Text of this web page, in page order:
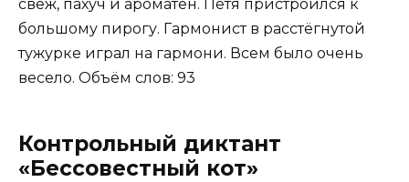
свеж, пахуч и ароматен. Петя пристроился к
большому пирогу. Гармонист в расстёгнутой
тужурке играл на гармони. Всем было очень
весело. Объём слов: 93
Контрольный диктант
«Бессовестный кот»